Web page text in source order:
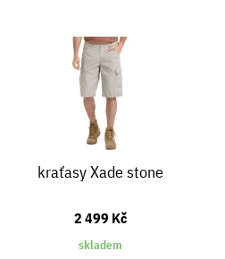
kraťasy Xade stone
2 499 Kč
skladem